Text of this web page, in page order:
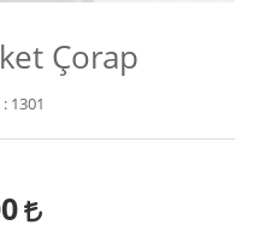
Çorap
1301